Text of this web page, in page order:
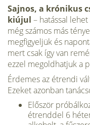
Sajnos, a krónikus
kiújul – ha­tással
még számos más
megfigyeljük és
mert csak így van
ezzel megoldhatjuk a
Érdemes az étrendi
Ezeket azonban
Először
ét­renddel 6